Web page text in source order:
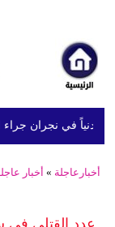
أخبارعاجلة » أخبار